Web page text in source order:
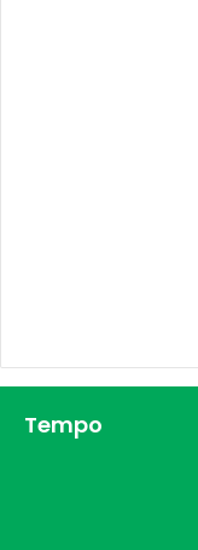
Tempo